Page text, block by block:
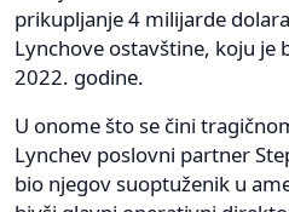
prikupljanje 4 milijarde
Lynchove ostavštine, koju je
2022. godine.
U onome što se čini
Lynchev poslovni partner
bio njegov suoptuženik u